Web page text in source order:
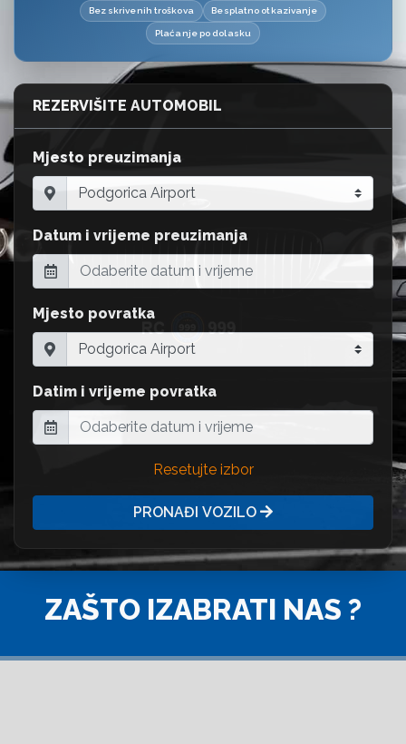
Bez skrivenih troškova Besplatno otkazivanje
Plaćanje po dolasku
REZERVIŠITE AUTOMOBIL
Mjesto preuzimanja
Datum i vrijeme preuzimanja
Mjesto povratka
Datim i vrijeme povratka
Resetujte izbor
PRONAĐI VOZILO
ZAŠTO IZABRATI NAS ?